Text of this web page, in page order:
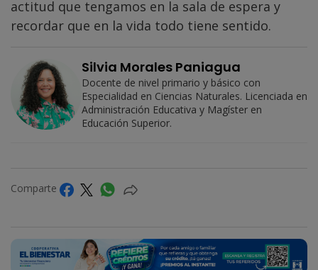
actitud que tengamos en la sala de espera y
recordar que en la vida todo tiene sentido.
Silvia Morales Paniagua
Docente de nivel primario y básico con
Especialidad en Ciencias Naturales. Licenciada en
Administración Educativa y Magíster en
Educación Superior.
Comparte